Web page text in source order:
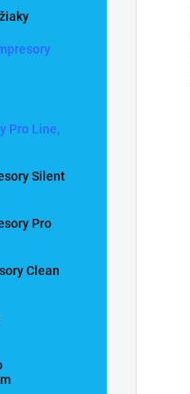
Pro Line,
Silent
Pro
Clean